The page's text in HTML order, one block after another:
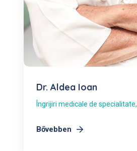
Dr. Aldea Ioan
Îngrijiri medicale de specialitate,
Bővebben